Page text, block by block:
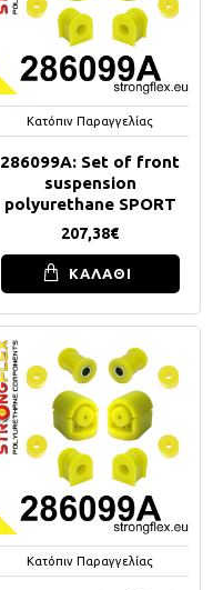
Κατόπιν Παραγγελίας
286099A: Set of front
suspension
polyurethane SPORT
207,38€
ΚΑΛΑΘΙ
Κατόπιν Παραγγελίας